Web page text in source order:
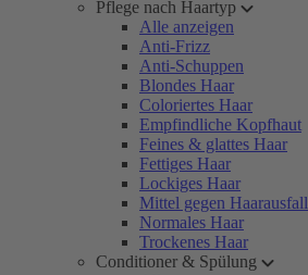
Pflege nach Haartyp
Alle anzeigen
Anti-Frizz
Anti-Schuppen
Blondes Haar
Coloriertes Haar
Empfindliche Kopfhaut
Feines & glattes Haar
Fettiges Haar
Lockiges Haar
Mittel gegen Haarausfall
Normales Haar
Trockenes Haar
Conditioner & Spülung